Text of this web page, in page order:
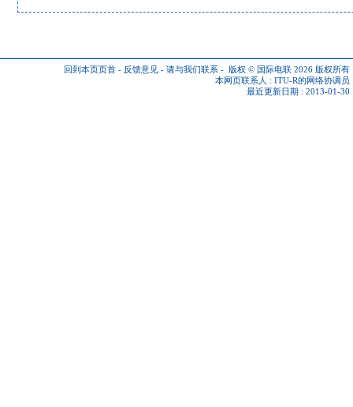
回到本页页首 - 反馈意见 - 请与我们联系 - 版权 © 国际电联 2026 版权所有
本网页联系人 : ITU-R的网络协调员
最近更新日期 : 2013-01-30